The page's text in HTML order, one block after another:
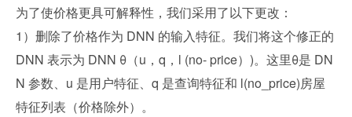
为了使价格更具可解释性，我们采用了以下更改：
1）删除了价格作为 DNN 的输入特征。我们将这个修正的
DNN 表示为 DNN θ（u，q，l (no- price）)。这里θ是 DN
N 参数、u 是用户特征、q 是查询特征和 l(no_price)房屋
特征列表（价格除外）。